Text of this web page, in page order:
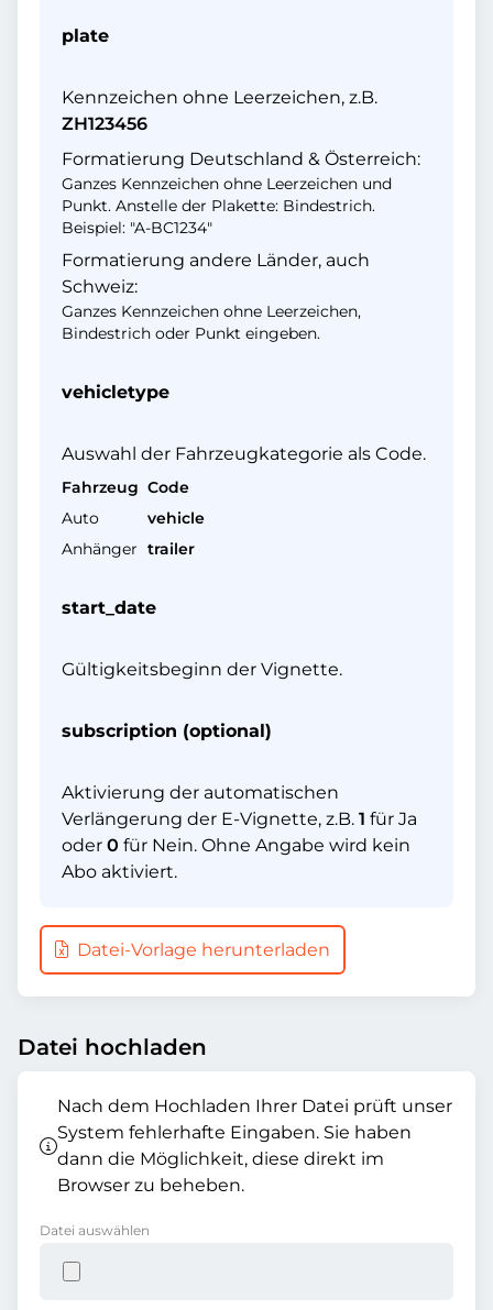
plate
Kennzeichen ohne Leerzeichen, z.B.
ZH123456
Formatierung Deutschland & Österreich:
Ganzes Kennzeichen ohne Leerzeichen und
Punkt. Anstelle der Plakette: Bindestrich.
Beispiel: "A-BC1234"
Formatierung andere Länder, auch
Schweiz:
Ganzes Kennzeichen ohne Leerzeichen,
Bindestrich oder Punkt eingeben.
vehicletype
Auswahl der Fahrzeugkategorie als Code.
Fahrzeug Code
Auto
vehicle
Anhänger trailer
start_date
Gültigkeitsbeginn der Vignette.
subscription (optional)
Aktivierung der automatischen
Verlängerung der E-Vignette, z.B. 1 für Ja
oder 0 für Nein. Ohne Angabe wird kein
Abo aktiviert.
Datei-Vorlage herunterladen
Datei hochladen
Nach dem Hochladen Ihrer Datei prüft unser
System fehlerhafte Eingaben. Sie haben
dann die Möglichkeit, diese direkt im
Browser zu beheben.
Datei auswählen